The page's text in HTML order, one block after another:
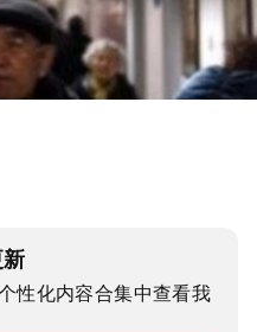
性化内容合集中查看我